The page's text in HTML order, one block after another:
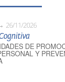
26/11/2026
DE
Y